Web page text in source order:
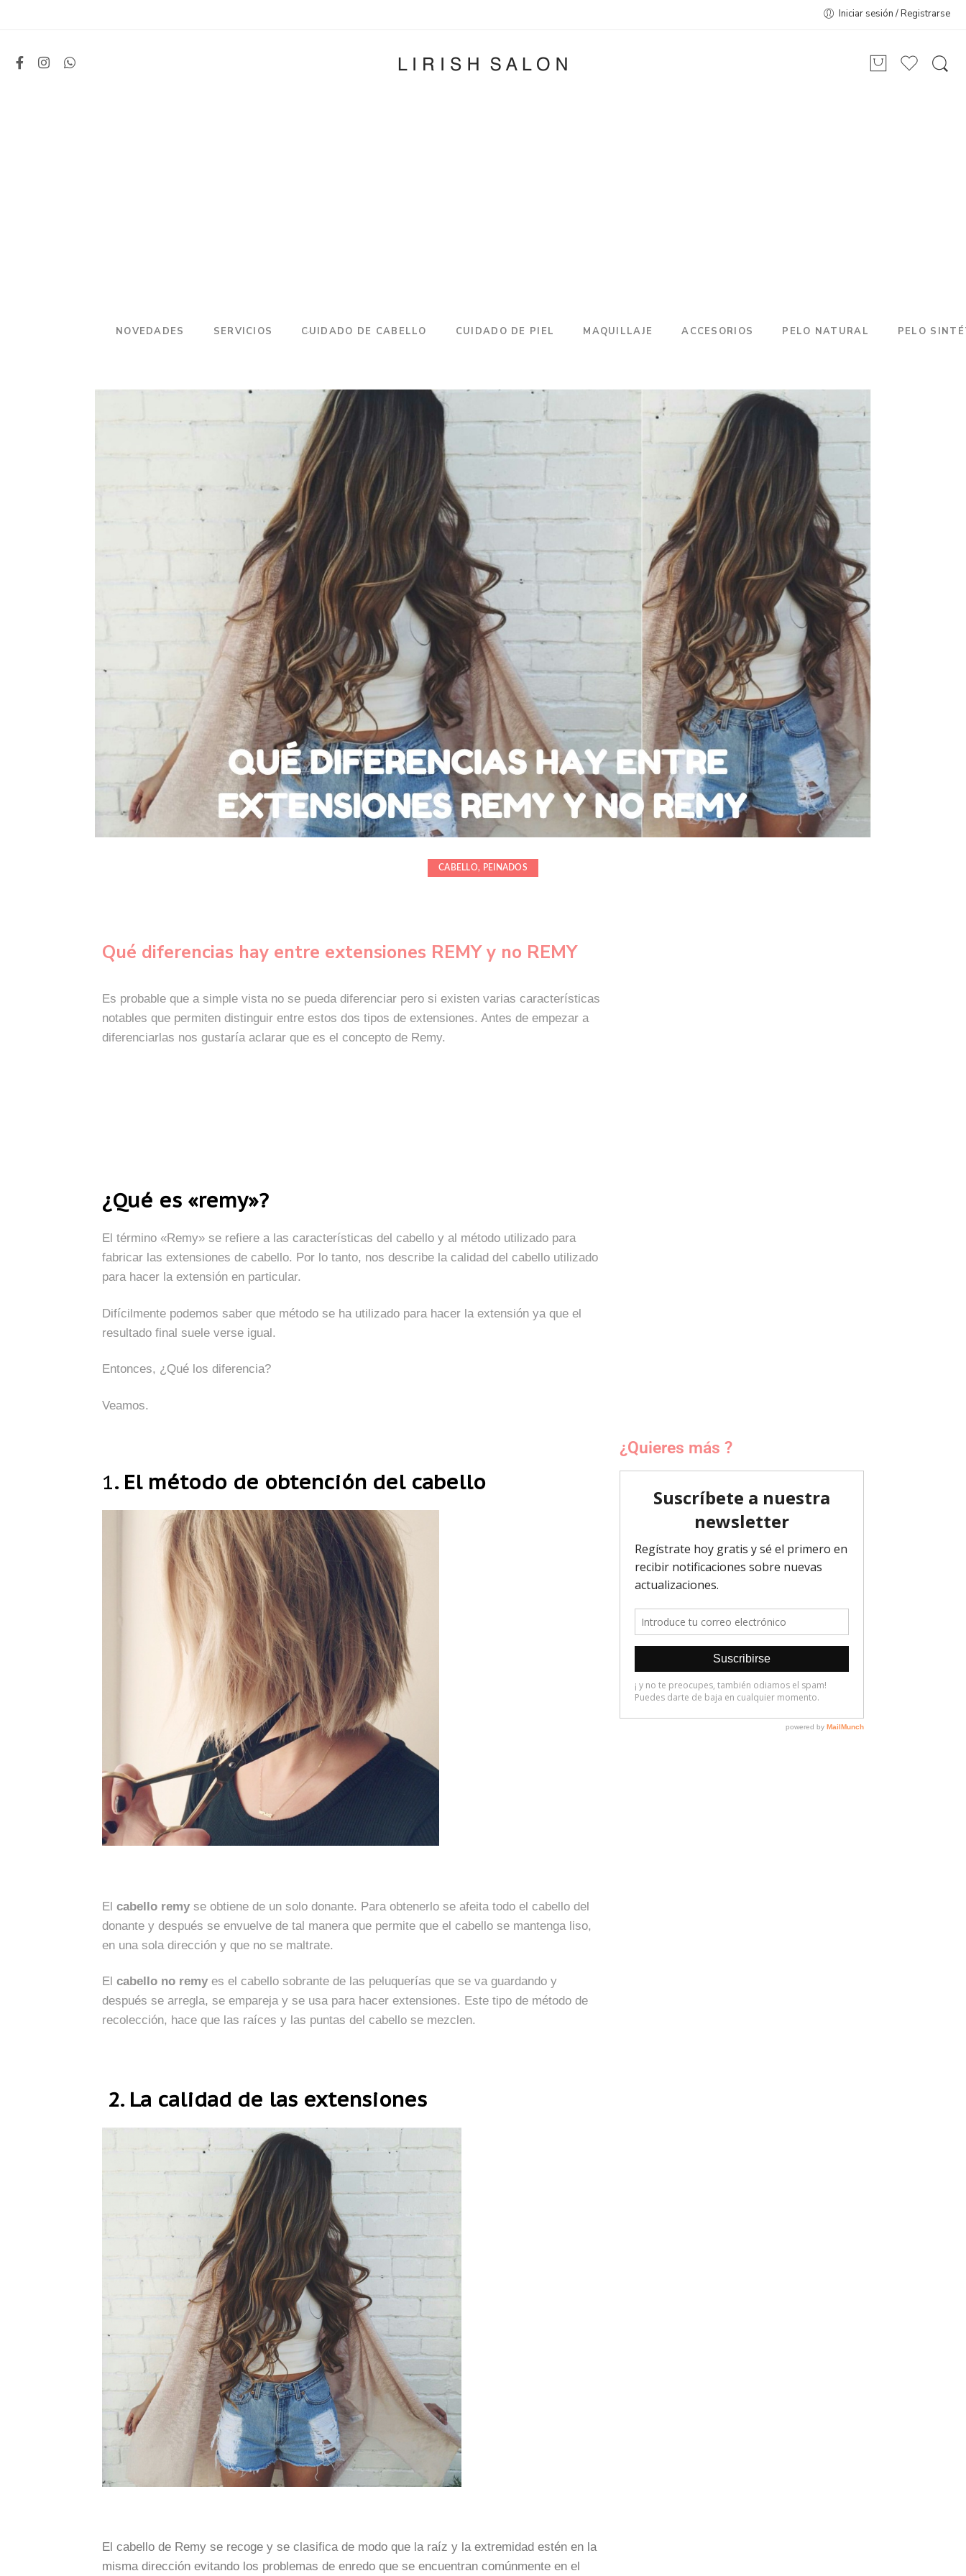
Iniciar sesión / Registrarse
NOVEDADES SERVICIOS CUIDADO DE CABELLO CUIDADO DE PIEL MAQUILLAJE ACCESORIOS PELO NATURAL PELO
CABELLO, PEINADOS
Qué diferencias hay entre extensiones REMY y no REMY
Es probable que a simple vista no se pueda diferenciar pero si existen varias características
notables que permiten distinguir entre estos dos tipos de extensiones. Antes de empezar a
diferenciarlas nos gustaría aclarar que es el concepto de Remy.
¿Qué es «remy»?
El término «Remy» se refiere a las características del cabello y al método utilizado para
fabricar las extensiones de cabello. Por lo tanto, nos describe la calidad del cabello utilizado
para hacer la extensión en particular.
Difícilmente podemos saber que método se ha utilizado para hacer la extensión ya que el
resultado final suele verse igual.
Entonces, ¿Qué los diferencia?
Veamos.
1. El método de obtención del cabello
El cabello remy se obtiene de un solo donante. Para obtenerlo se afeita todo el cabello del
donante y después se envuelve de tal manera que permite que el cabello se mantenga liso,
en una sola dirección y que no se maltrate.
El cabello no remy es el cabello sobrante de las peluquerías que se va guardando y
después se arregla, se empareja y se usa para hacer extensiones. Este tipo de método de
recolección, hace que las raíces y las puntas del cabello se mezclen.
2. La calidad de las extensiones
El cabello de Remy se recoge y se clasifica de modo que la raíz y la extremidad estén en la
misma dirección evitando los problemas de enredo que se encuentran comúnmente en el
¿Quieres más ?